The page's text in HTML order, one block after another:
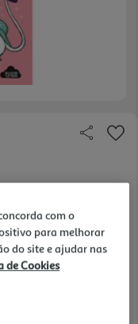
com o
para melhorar
do site e ajudar nas
de Cookies